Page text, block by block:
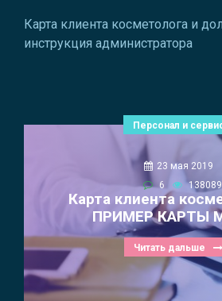
Карта клиента косметолога и
инструкция администратора
Персонал и
23 мая 2019
6
138089
Карта клиента
ПРИМЕР КАРТЫ
Читать дальше